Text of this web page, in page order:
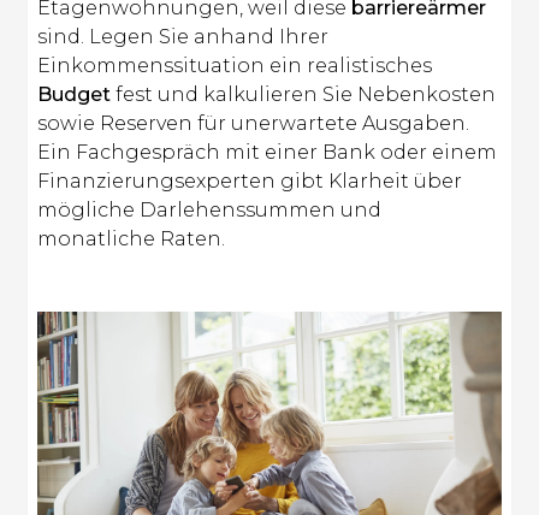
Etagenwohnungen, weil diese barriereärmer
sind. Legen Sie anhand Ihrer
Einkommenssituation ein realistisches
Budget fest und kalkulieren Sie Nebenkosten
sowie Reserven für unerwartete Ausgaben.
Ein Fachgespräch mit einer Bank oder einem
Finanzierungsexperten gibt Klarheit über
mögliche Darlehenssummen und
monatliche Raten.